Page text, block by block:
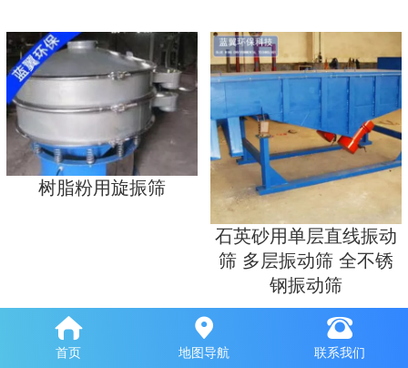
树脂粉用旋振筛
石英砂用单层直线振动
筛 多层振动筛 全不锈
钢振动筛
首页 地图导航 联系我们